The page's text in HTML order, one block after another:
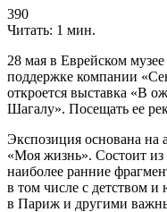
390
Читать: 1 мин.
28 мая в Еврейском
поддержке компании
откроется выставка «В
Шагалу». Посещать ее
Экспозиция основана на
«Моя жизнь». Состоит из
наиболее ранние
в том числе с детством
в Париж и другими